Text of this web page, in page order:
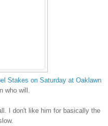
Stakes on Saturday at Oaklawn
who will.
I don't like him for basically the